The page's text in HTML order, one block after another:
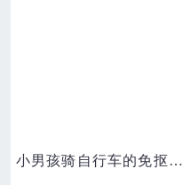
小男孩骑自行车的免抠元素